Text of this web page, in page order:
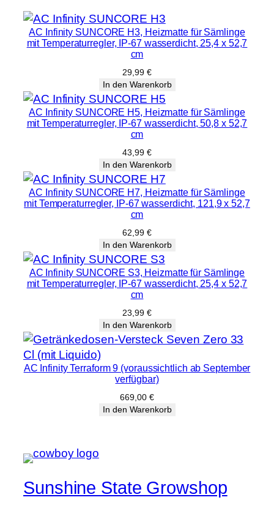
AC Infinity SUNCORE H3, Heizmatte für Sämlinge
mit Temperaturregler, IP-67 wasserdicht, 25,4 x 52,7
cm
29,99 €
In den Warenkorb
AC Infinity SUNCORE H5, Heizmatte für Sämlinge
mit Temperaturregler, IP-67 wasserdicht, 50,8 x 52,7
cm
43,99 €
In den Warenkorb
AC Infinity SUNCORE H7, Heizmatte für Sämlinge
mit Temperaturregler, IP-67 wasserdicht, 121,9 x 52,7
cm
62,99 €
In den Warenkorb
AC Infinity SUNCORE S3, Heizmatte für Sämlinge
mit Temperaturregler, IP-67 wasserdicht, 25,4 x 52,7
cm
23,99 €
In den Warenkorb
AC Infinity Terraform 9 (voraussichtlich ab September
verfügbar)
669,00 €
In den Warenkorb
Sunshine State Growshop